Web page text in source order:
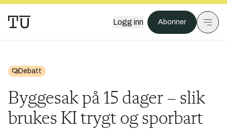
Logg inn Abonner
Debatt
Byggesak på 15 dager – slik
brukes KI trygt og sporbart